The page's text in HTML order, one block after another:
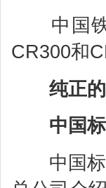
中国铁
CR300和
纯正
中国
中国标